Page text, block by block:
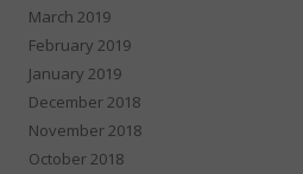
March 2019
February 2019
January 2019
December 2018
November 2018
October 2018